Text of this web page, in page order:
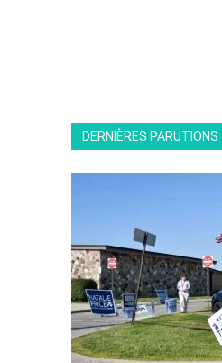
DERNIÈRES PARUTIONS